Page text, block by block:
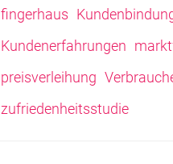
fingerhaus
Kundenerfahrungen
preisverleihung
zufriedenheitsstudie